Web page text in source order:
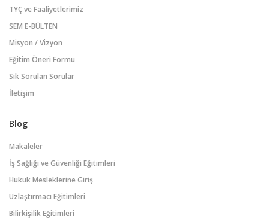
TYÇ ve Faaliyetlerimiz
SEM E-BÜLTEN
Misyon / Vizyon
Eğitim Öneri Formu
Sık Sorulan Sorular
İletişim
Blog
Makaleler
İş Sağlığı ve Güvenliği Eğitimleri
Hukuk Mesleklerine Giriş
Uzlaştırmacı Eğitimleri
Bilirkişilik Eğitimleri